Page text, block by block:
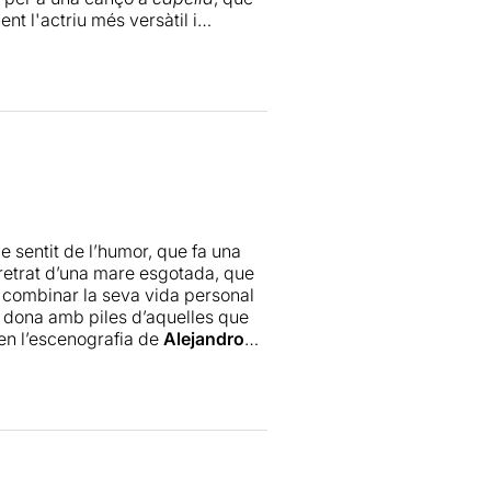
l'actriu més versàtil i
negres, escrits
aquell muntatge
El que passa és que aquí
actriu que arrasa amb tot
sentit de l’humor, que fa una
d’una mare esgotada, que
la seva vida personal
amb piles d’aquelles que
l’escenografia de Alejandro
Galánque va escriure el